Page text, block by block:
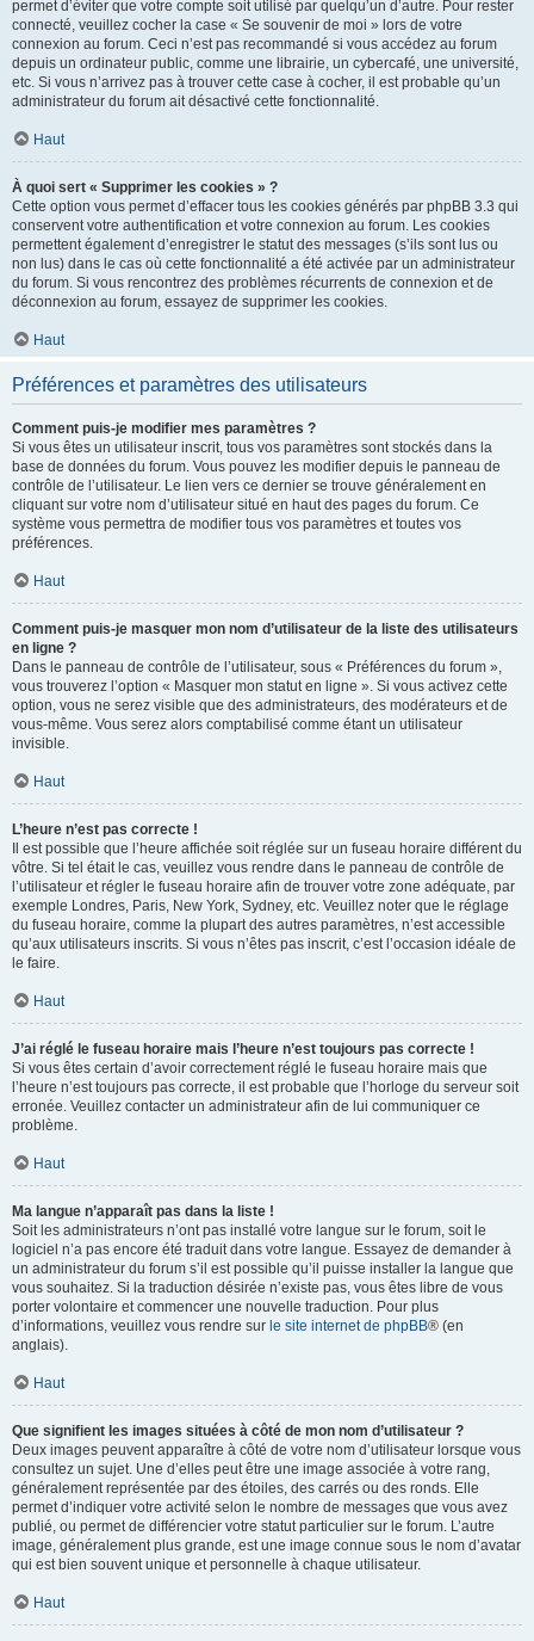
permet d’éviter que votre compte soit utilisé par quelqu’un d’autre. Pour rester
connecté, veuillez cocher la case « Se souvenir de moi » lors de votre
connexion au forum. Ceci n’est pas recommandé si vous accédez au forum
depuis un ordinateur public, comme une librairie, un cybercafé, une université,
etc. Si vous n’arrivez pas à trouver cette case à cocher, il est probable qu’un
administrateur du forum ait désactivé cette fonctionnalité.
Haut
À quoi sert « Supprimer les cookies » ?
Cette option vous permet d’effacer tous les cookies générés par phpBB 3.3 qui
conservent votre authentification et votre connexion au forum. Les cookies
permettent également d’enregistrer le statut des messages (s’ils sont lus ou
non lus) dans le cas où cette fonctionnalité a été activée par un administrateur
du forum. Si vous rencontrez des problèmes récurrents de connexion et de
déconnexion au forum, essayez de supprimer les cookies.
Haut
Préférences et paramètres des utilisateurs
Comment puis-je modifier mes paramètres ?
Si vous êtes un utilisateur inscrit, tous vos paramètres sont stockés dans la
base de données du forum. Vous pouvez les modifier depuis le panneau de
contrôle de l’utilisateur. Le lien vers ce dernier se trouve généralement en
cliquant sur votre nom d’utilisateur situé en haut des pages du forum. Ce
système vous permettra de modifier tous vos paramètres et toutes vos
préférences.
Haut
Comment puis-je masquer mon nom d’utilisateur de la liste des utilisateurs
en ligne ?
Dans le panneau de contrôle de l’utilisateur, sous « Préférences du forum »,
vous trouverez l’option « Masquer mon statut en ligne ». Si vous activez cette
option, vous ne serez visible que des administrateurs, des modérateurs et de
vous-même. Vous serez alors comptabilisé comme étant un utilisateur
invisible.
Haut
L’heure n’est pas correcte !
Il est possible que l’heure affichée soit réglée sur un fuseau horaire différent du
vôtre. Si tel était le cas, veuillez vous rendre dans le panneau de contrôle de
l’utilisateur et régler le fuseau horaire afin de trouver votre zone adéquate, par
exemple Londres, Paris, New York, Sydney, etc. Veuillez noter que le réglage
du fuseau horaire, comme la plupart des autres paramètres, n’est accessible
qu’aux utilisateurs inscrits. Si vous n’êtes pas inscrit, c’est l’occasion idéale de
le faire.
Haut
J’ai réglé le fuseau horaire mais l’heure n’est toujours pas correcte !
Si vous êtes certain d’avoir correctement réglé le fuseau horaire mais que
l’heure n’est toujours pas correcte, il est probable que l’horloge du serveur soit
erronée. Veuillez contacter un administrateur afin de lui communiquer ce
problème.
Haut
Ma langue n’apparaît pas dans la liste !
Soit les administrateurs n’ont pas installé votre langue sur le forum, soit le
logiciel n’a pas encore été traduit dans votre langue. Essayez de demander à
un administrateur du forum s’il est possible qu’il puisse installer la langue que
vous souhaitez. Si la traduction désirée n’existe pas, vous êtes libre de vous
porter volontaire et commencer une nouvelle traduction. Pour plus
d’informations, veuillez vous rendre sur le site internet de phpBB® (en
anglais).
Haut
Que signifient les images situées à côté de mon nom d’utilisateur ?
Deux images peuvent apparaître à côté de votre nom d’utilisateur lorsque vous
consultez un sujet. Une d’elles peut être une image associée à votre rang,
généralement représentée par des étoiles, des carrés ou des ronds. Elle
permet d’indiquer votre activité selon le nombre de messages que vous avez
publié, ou permet de différencier votre statut particulier sur le forum. L’autre
image, généralement plus grande, est une image connue sous le nom d’avatar
qui est bien souvent unique et personnelle à chaque utilisateur.
Haut